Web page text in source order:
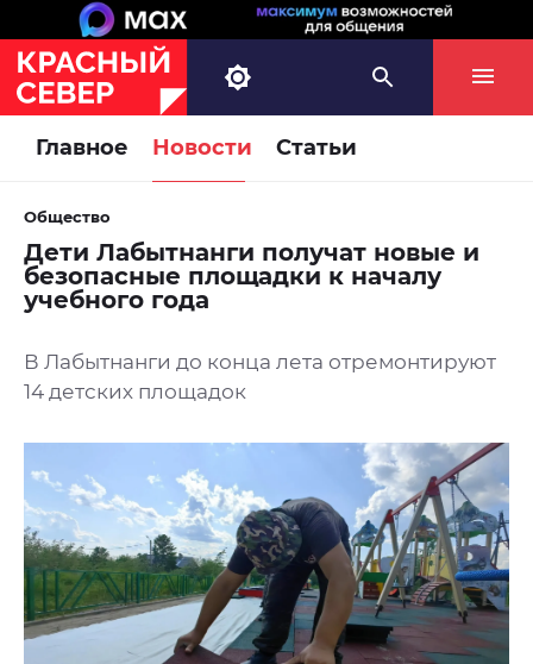
Главное Новости Статьи
Общество
Дети Лабытнанги получат новые и
безопасные площадки к началу
учебного года
В Лабытнанги до конца лета отремонтируют
14 детских площадок